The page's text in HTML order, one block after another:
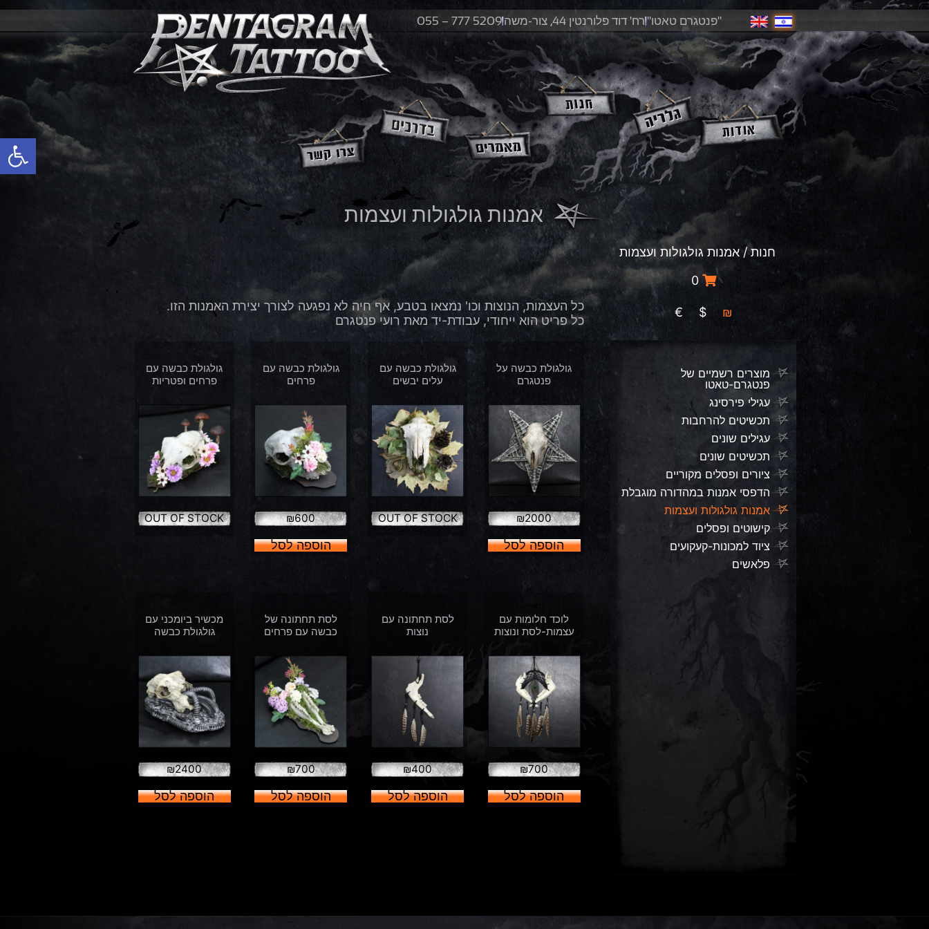
פתח סרגל נגישות
"פנטגרם טאטו"רח' דוד פלורנטין 44, צור-משה 055 – 777 5209
אמנות גולגולות ועצמות
חנות/ אמנות גולגולות ועצמות
0
₪
$
€
מוצרים רשמיים של
פנטגרם-טאטו
עגילי פירסינג
תכשיטים להרחבות
עגילים שונים
תכשיטים שונים
ציורים ופסלים מקוריים
הדפסי אמנות במהדורה מוגבלת
אמנות גולגולות ועצמות
קישוטים ופסלים
ציוד למכונות-קעקועים
פלאשים
כל העצמות, הנוצות וכו' נמצאו בטבע, אף חיה לא נפגעה לצורך יצירת האמנות הזו.
כל פריט הוא ייחודי, עבודת-יד מאת רועי פנטגרם
גולגולת כבשה על
פנטגרם
₪2000
הוספה לסל
גולגולת כבשה עם
עלים יבשים
OUT OF STOCK
גולגולת כבשה עם
פרחים
₪600
הוספה לסל
גולגולת כבשה עם
פרחים ופטריות
OUT OF STOCK
לוכד חלומות עם
עצמות-לסת ונוצות
₪700
הוספה לסל
לסת תחתונה עם
נוצות
₪400
הוספה לסל
לסת תחתונה של
כבשה עם פרחים
₪700
הוספה לסל
מכשיר ביומכני עם
גולגולת כבשה
₪2400
הוספה לסל